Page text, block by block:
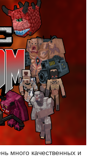
много качественных и